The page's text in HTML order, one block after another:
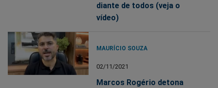
diante de todos (veja o
vídeo)
MAURÍCIO SOUZA
02/11/2021
Marcos Rogério detona